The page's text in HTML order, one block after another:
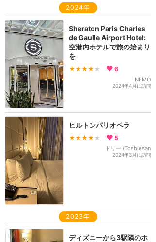
2024年
Sheraton Paris Charles
de Gaulle Airport Hotel:
空港内ホテルで旅の始まり
を
★★★★ ★ 6
NEMO
2024年4月に訪問
ヒルトンパリオペラ
★★★★ ★ 5
ドリー (Toshiesan
2024年3月に訪問
2023年
ディズニーから3駅隣のホ